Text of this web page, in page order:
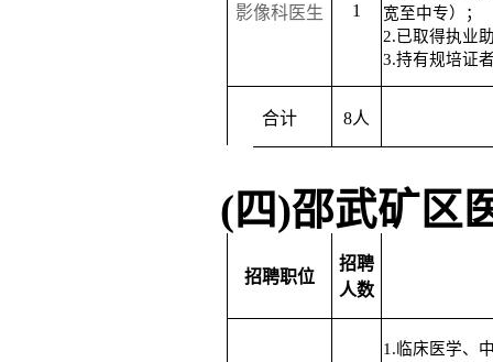
影像科医生 1
宽至中专）；
2.已取得执业
3.持有规培证
合计 8人
(四)邵武矿区
招聘职位
招聘
人数
1.临床医学、